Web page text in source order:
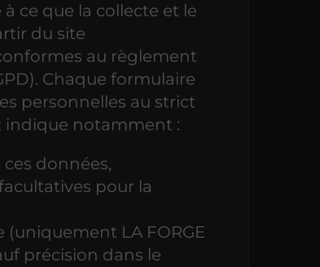
à ce que la collecte et le
du site
au règlement
Chaque formulaire
personnelles au strict
indique notamment :
données,
pour la
LA FORGE
précision dans le